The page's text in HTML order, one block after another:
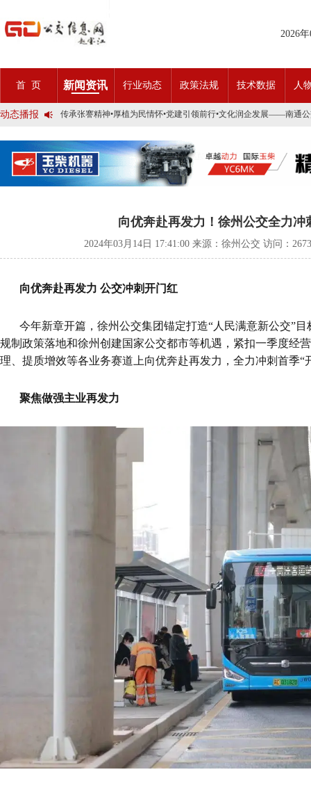
2026
首 页 新闻资讯 行业动态 政策法规 技术数据 人
动态播报
宜昌公交春节滨江观光定制巴士18日开行！
传承张謇精神•厚植为民情怀•党建引领前行•文化润企发展——南通
创新 实践 沟通 | 聚焦「智慧公交」目标 助推公交转型发展——沪苏
今日生效！新《安全生产法》处罚条款对照
交通运输部、科学技术部发布关于科技创新驱动加快建设交通强国
2025市民出行新方案 | 久事公交开通首条需求响应式定制班线
第九届公交都市发展论坛 (深圳)邀请函
石河子市公交公司荣获全国五一劳动奖状
传承张謇精神•厚植为民情怀•党建引领前行•文化润企发展——南通
创新 实践 沟通 | 聚焦「智慧公交」目标 助推公交转型发展——沪苏
岁月为鉴人民为证，百年北京公交实现历史性跨越！
向优奔赴再发力！徐州公交全力冲
2024年03月14日 17:41:00 来源：徐州公交 访问：
向优奔赴再发力 公交冲刺开门红
今年新章开篇，徐州公交集团锚定打造“人民满意新公交”
规制政策落地和徐州创建国家公交都市等机遇，紧扣一季度经
理、提质增效等各业务赛道上向优奔赴再发力，全力冲刺首季“
聚焦做强主业再发力